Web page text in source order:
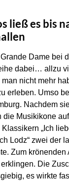
ließ es bis
Dame bei
dabei… allzu
nicht mehr
erleben. Umso
Nachdem
die Musikikone
„Ich
Lodz“ zwei der
Zum
Die
es wirkte